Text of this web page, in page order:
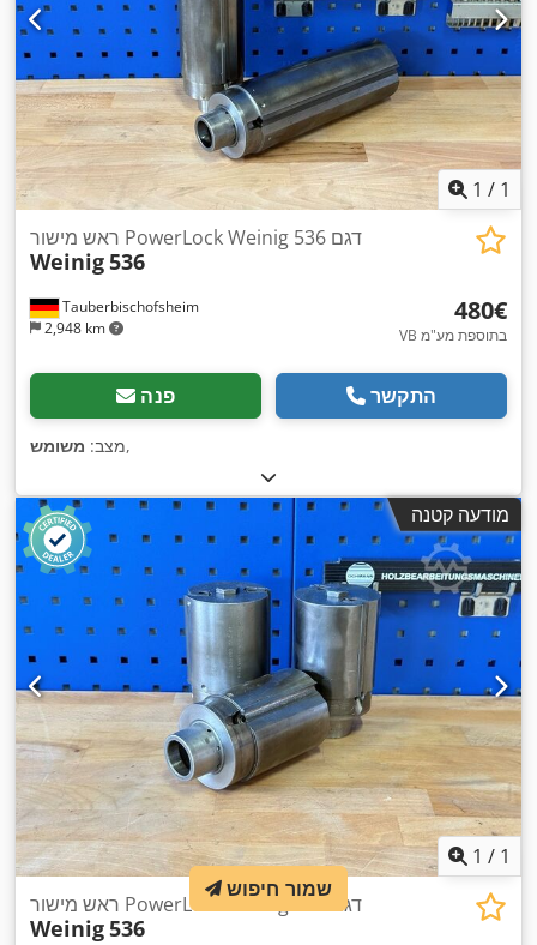
1 / 1
Tauberbischofsheim
2,948 km
ראש מישור PowerLock Weinig דגם 536
Weinig536
‏480 ‏€
VB בתוספת מע"מ
פנה התקשר
מצב: משומש ,
מודעה קטנה
1 / 1
ראש מישור PowerLock Weinig דגם 536
Weinig536
שמור חיפוש